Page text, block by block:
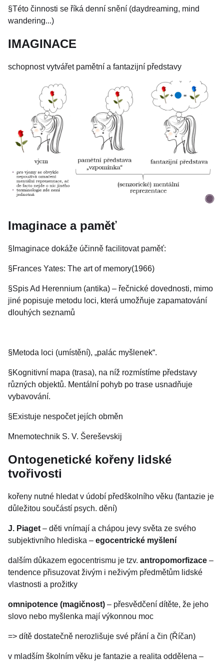
§Této činnosti se říká denní snění (daydreaming, mind
wandering...)
IMAGINACE
schopnost vytvářet pamětní a fantazijní představy
Imaginace a paměť
§Imaginace dokáže účinně facilitovat paměť:
§Spis Ad Herennium (antika) – řečnické dovednosti, mimo
jiné popisuje metodu loci, která umožňuje zapamatování
dlouhých seznamů
§Metoda loci (umístění)‏, „palác myšlenek“.
§Kognitivní mapa (trasa), na níž rozmístíme představy
různých objektů. Mentální pohyb po trase usnadňuje
vybavování.
§Existuje nespočet jejích obměn
Mnemotechnik S. V. Šereševskij
Ontogenetické kořeny lidské
tvořivosti
kořeny nutné hledat v údobí předškolního věku (fantazie je
důležitou součástí psych. dění)
J. Piaget – děti vnímají a chápou jevy světa ze svého
subjektivního hlediska – egocentrické myšlení
dalším důkazem egocentrismu je tzv. antropomorfizace –
tendence přisuzovat živým i neživým předmětům lidské
vlastnosti a prožitky
omnipotence (magičnost) – přesvědčení dítěte, že jeho
slovo nebo myšlenka mají výkonnou moc
=> dítě dostatečně nerozlišuje své přání a čin (Říčan)
v mladším školním věku je fantazie a realita oddělena –